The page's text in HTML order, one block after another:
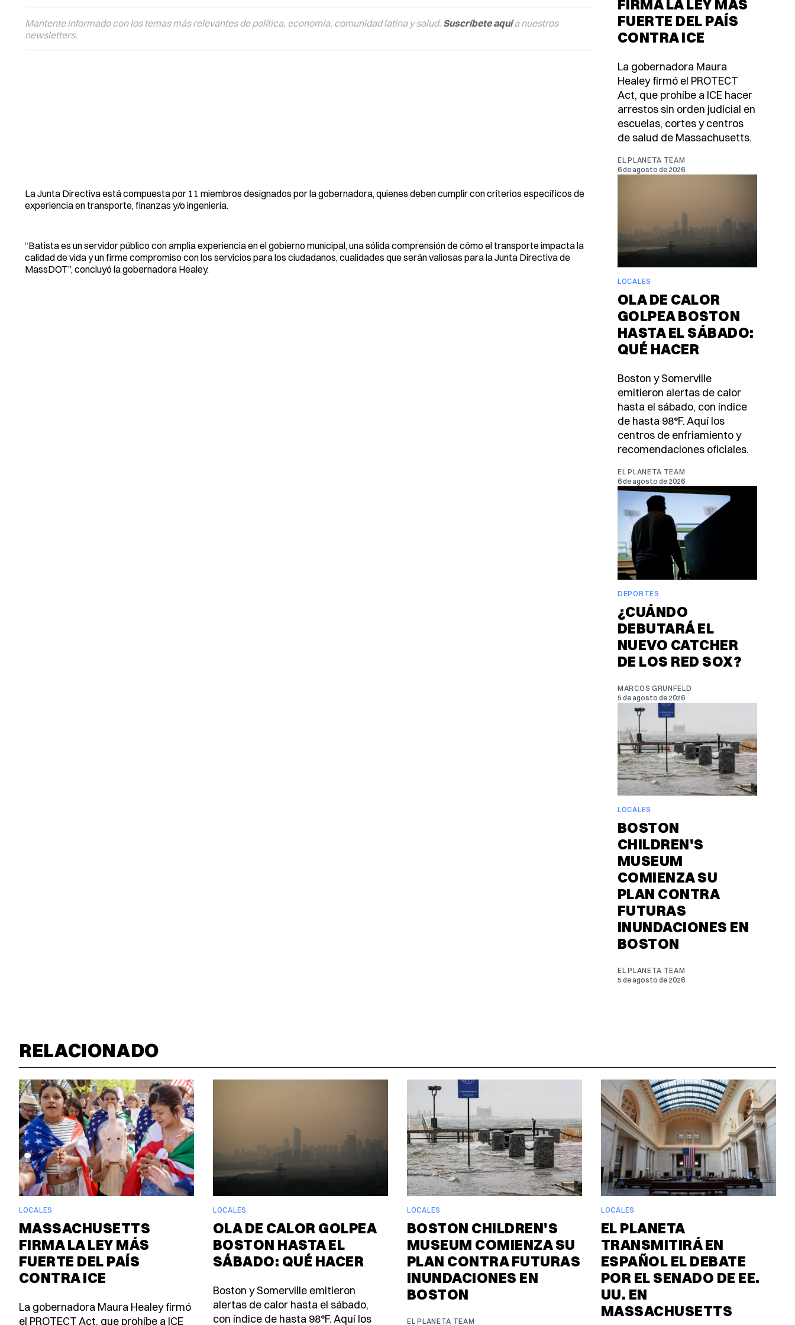
Mantente informado con los temas más relevantes de política, economía, comunidad latina y salud. Suscríbete aquía nuestros
newsletters.
La Junta Directiva está compuesta por 11 miembros designados por la gobernadora, quienes deben cumplir con criterios específicos de
experiencia en transporte, finanzas y/o ingeniería.
“Batista es un servidor público con amplia experiencia en el gobierno municipal, una sólida comprensión de cómo el transporte impacta la
calidad de vida y un firme compromiso con los servicios para los ciudadanos, cualidades que serán valiosas para la Junta Directiva de
MassDOT”, concluyó la gobernadora Healey.
FIRMA LA LEY MÁS
FUERTE DEL PAÍS
CONTRA ICE
La gobernadora Maura
Healey firmó el PROTECT
Act, que prohíbe a ICE hacer
arrestos sin orden judicial en
escuelas, cortes y centros
de salud de Massachusetts.
EL PLANETA TEAM
6 de agosto de 2026
LOCALES
OLA DE CALOR
GOLPEA BOSTON
HASTA EL SÁBADO:
QUÉ HACER
Boston y Somerville
emitieron alertas de calor
hasta el sábado, con índice
de hasta 98°F. Aquí los
centros de enfriamiento y
recomendaciones oficiales.
EL PLANETA TEAM
6 de agosto de 2026
DEPORTES
¿CUÁNDO
DEBUTARÁ EL
NUEVO CATCHER
DE LOS RED SOX?
MARCOS GRUNFELD
5 de agosto de 2026
LOCALES
BOSTON
CHILDREN'S
MUSEUM
COMIENZA SU
PLAN CONTRA
FUTURAS
INUNDACIONES EN
BOSTON
EL PLANETA TEAM
5 de agosto de 2026
RELACIONADO
LOCALES
MASSACHUSETTS
FIRMA LA LEY MÁS
FUERTE DEL PAÍS
CONTRA ICE
La gobernadora Maura Healey firmó
el PROTECT Act, que prohíbe a ICE
LOCALES
OLA DE CALOR GOLPEA
BOSTON HASTA EL
SÁBADO: QUÉ HACER
Boston y Somerville emitieron
alertas de calor hasta el sábado,
con índice de hasta 98°F. Aquí los
LOCALES
BOSTON CHILDREN'S
MUSEUM COMIENZA SU
PLAN CONTRA FUTURAS
INUNDACIONES EN
BOSTON
EL PLANETA TEAM
LOCALES
EL PLANETA
TRANSMITIRÁ EN
ESPAÑOL EL DEBATE
POR EL SENADO DE EE.
UU. EN
MASSACHUSETTS